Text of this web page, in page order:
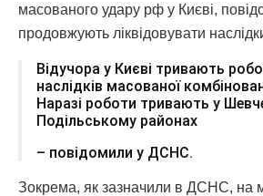
масованого удару рф у Києві,
продовжують ліквідовувати
Відучора у Києві тривають
наслідків масованої
Наразі роботи тривають у
Подільському районах
– повідомили у ДСНС.
Зокрема, як зазначили в ДСНС, на